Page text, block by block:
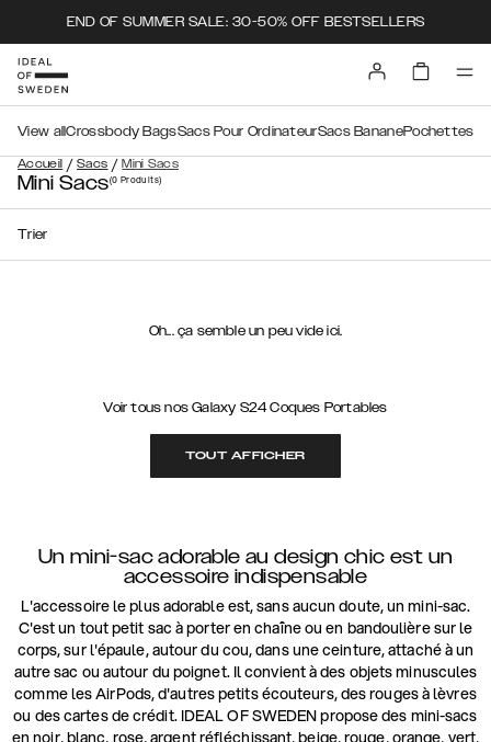
END OF SUMMER SALE: 30-50% OFF BESTSELLERS
Accueil / Sacs / Mini Sacs
View allCrossbody BagsSacs Pour OrdinateurSacs BananePochettes
Mini Sacs(0 Produits)
Trier
Oh... ça semble un peu vide ici.
Voir tous nos Galaxy S24 Coques Portables
TOUT AFFICHER
Un mini-sac adorable au design chic est un
accessoire indispensable
L'accessoire le plus adorable est, sans aucun doute, un mini-sac.
C'est un tout petit sac à porter en chaîne ou en bandoulière sur le
corps, sur l'épaule, autour du cou, dans une ceinture, attaché à un
autre sac ou autour du poignet. Il convient à des objets minuscules
comme les AirPods, d'autres petits écouteurs, des rouges à lèvres
ou des cartes de crédit. IDEAL OF SWEDEN propose des mini-sacs
en noir, blanc, rose, argent réfléchissant, beige, rouge, orange, vert,